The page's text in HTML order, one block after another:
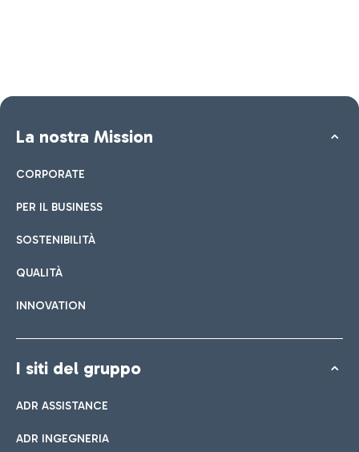
La nostra Mission
CORPORATE
PER IL BUSINESS
SOSTENIBILITÀ
QUALITÀ
INNOVATION
I siti del gruppo
ADR ASSISTANCE
ADR INGEGNERIA